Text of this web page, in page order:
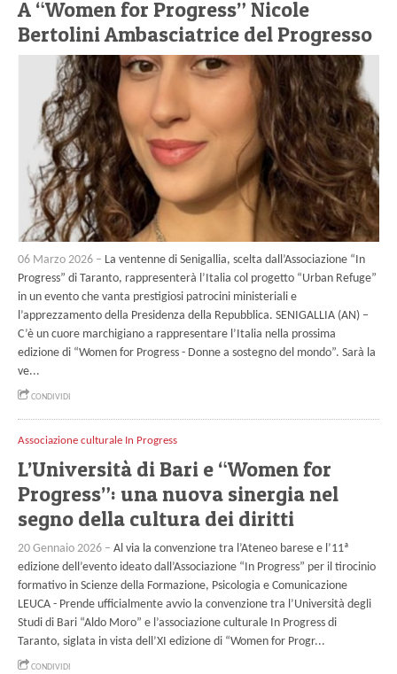
A “Women for Progress” Nicole
Bertolini Ambasciatrice del Progresso
06 Marzo 2026 – La ventenne di Senigallia, scelta dall’Associazione “In
Progress” di Taranto, rappresenterà l’Italia col progetto “Urban Refuge”
in un evento che vanta prestigiosi patrocini ministeriali e
l’apprezzamento della Presidenza della Repubblica. SENIGALLIA (AN) –
C’è un cuore marchigiano a rappresentare l’Italia nella prossima
edizione di “Women for Progress - Donne a sostegno del mondo”. Sarà la
ve...
CONDIVIDI
Associazione culturale In Progress
L’Università di Bari e “Women for
Progress”: una nuova sinergia nel
segno della cultura dei diritti
20 Gennaio 2026 – Al via la convenzione tra l’Ateneo barese e l’11ª
edizione dell’evento ideato dall’Associazione “In Progress” per il tirocinio
formativo in Scienze della Formazione, Psicologia e Comunicazione
LEUCA - Prende ufficialmente avvio la convenzione tra l’Università degli
Studi di Bari “Aldo Moro” e l’associazione culturale In Progress di
Taranto, siglata in vista dell’XI edizione di “Women for Progr...
CONDIVIDI